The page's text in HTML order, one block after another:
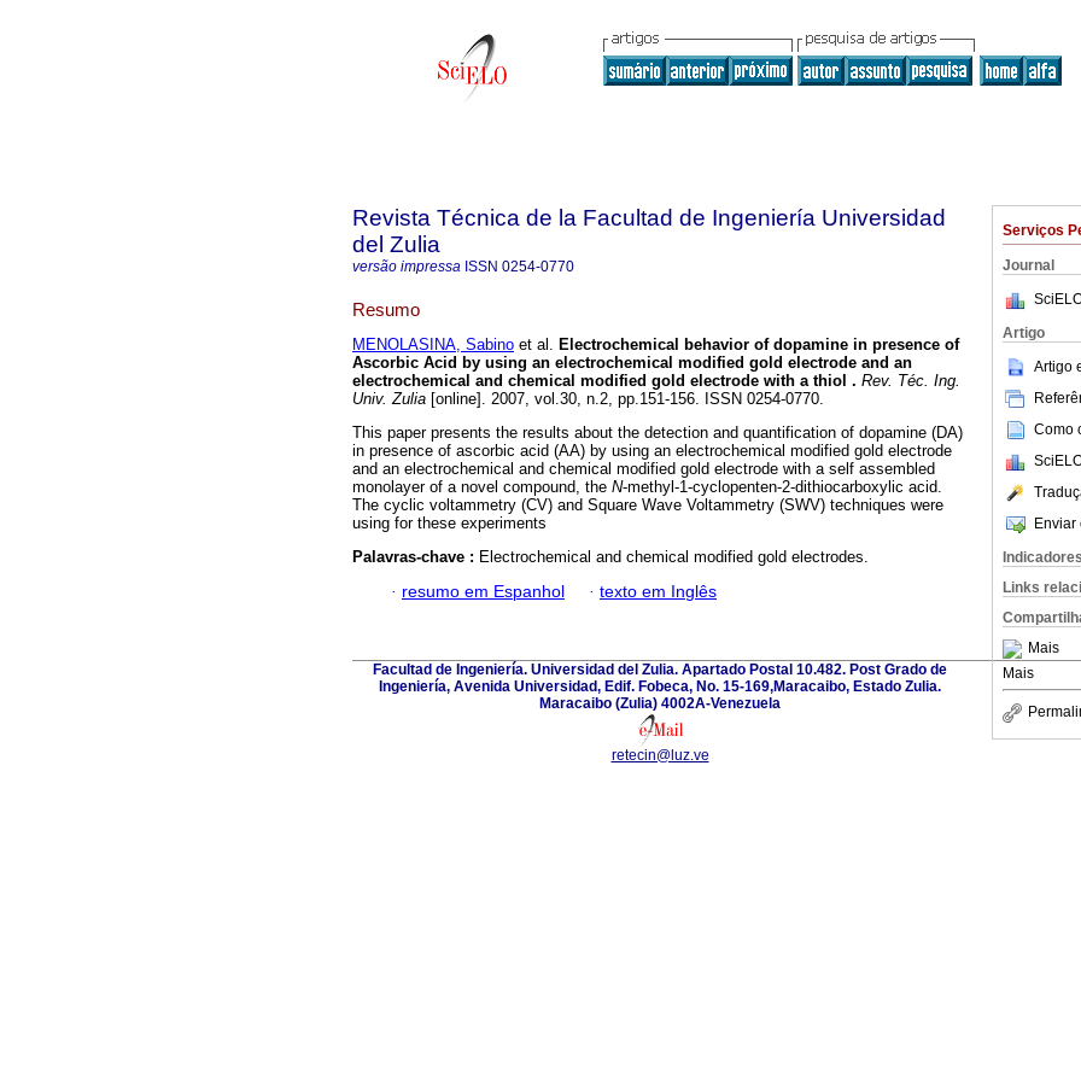
Serviços
Journal
Artigo
Artigo
Como
Enviar
Indicadores
Links
Mais
Mais
Revista Técnica de la Facultad de Ingeniería Universidad
del Zulia
versão impressa ISSN 0254-0770
Resumo
MENOLASINA, Sabino et al. Electrochemical behavior of dopamine in presence of
Ascorbic Acid by using an electrochemical modified gold electrode and an
electrochemical and chemical modified gold electrode with a thiol . Rev. Téc. Ing.
Univ. Zulia [online]. 2007, vol.30, n.2, pp.151-156. ISSN 0254-0770.
This paper presents the results about the detection and quantification of dopamine (DA)
in presence of ascorbic acid (AA) by using an electrochemical modified gold electrode
and an electrochemical and chemical modified gold electrode with a self assembled
monolayer of a novel compound, the N-methyl-1-cyclopenten-2-dithiocarboxylic acid.
The cyclic voltammetry (CV) and Square Wave Voltammetry (SWV) techniques were
using for these experiments
Palavras-chave : Electrochemical and chemical modified gold electrodes.
· resumo em Espanhol · texto em Inglês
Facultad de Ingeniería. Universidad del Zulia. Apartado Postal 10.482. Post Grado de
Ingeniería, Avenida Universidad, Edif. Fobeca, No. 15-169,Maracaibo, Estado Zulia.
Maracaibo (Zulia) 4002A-Venezuela
retecin@luz.ve